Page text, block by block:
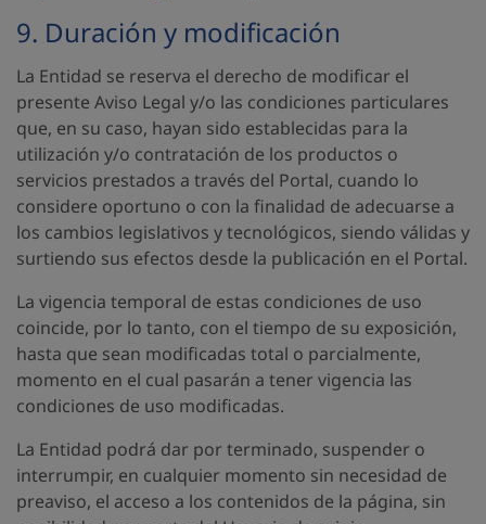
9. Duración y modificación
La Entidad se reserva el derecho de modificar el
presente Aviso Legal y/o las condiciones particulares
que, en su caso, hayan sido establecidas para la
utilización y/o contratación de los productos o
servicios prestados a través del Portal, cuando lo
considere oportuno o con la finalidad de adecuarse a
los cambios legislativos y tecnológicos, siendo válidas y
surtiendo sus efectos desde la publicación en el Portal.
La vigencia temporal de estas condiciones de uso
coincide, por lo tanto, con el tiempo de su exposición,
hasta que sean modificadas total o parcialmente,
momento en el cual pasarán a tener vigencia las
condiciones de uso modificadas.
La Entidad podrá dar por terminado, suspender o
interrumpir, en cualquier momento sin necesidad de
preaviso, el acceso a los contenidos de la página, sin